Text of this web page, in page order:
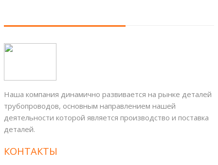
Наша компания динамично развивается на рынке деталей
трубопроводов, основным направлением нашей
деятельности которой является производство и поставка
деталей.
КОНТАКТЫ